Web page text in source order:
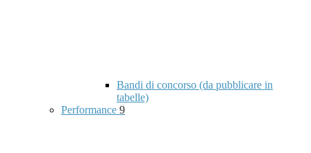
Bandi di concorso (da pubblicare in
tabelle)
Performance 9